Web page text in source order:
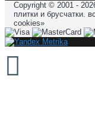
Copyright © 2001 -
плитки и брусчатки.
cookies»